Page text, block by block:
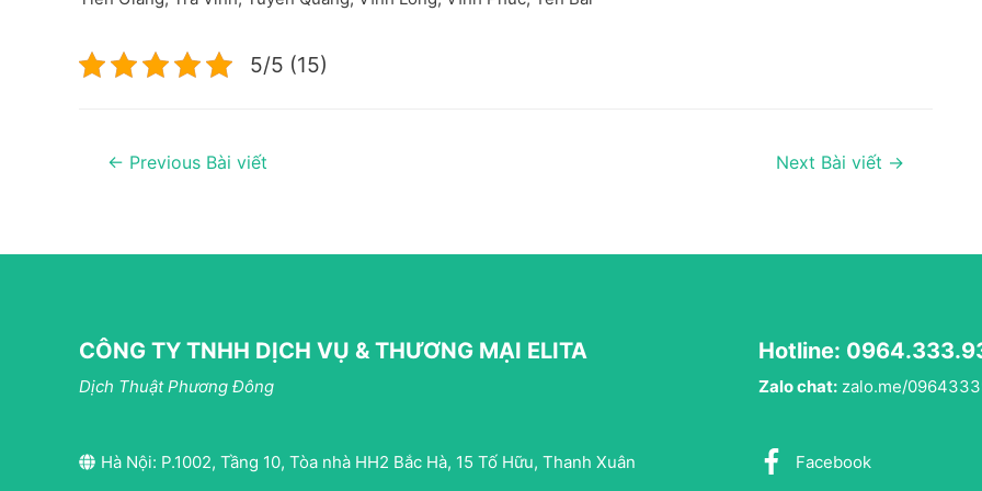
5/5 (15)
Điều
bài
← Previous Bài viết Next Bài viết →
CÔNG TY TNHH DỊCH VỤ & THƯƠNG MẠI ELITA
Dịch Thuật Phương Đông
Hà Nội: P.1002, Tầng 10, Tòa nhà HH2 Bắc Hà, 15 Tố Hữu, Thanh Xuân
Hotline:
Zalo chat: zalo.me/
Facebook